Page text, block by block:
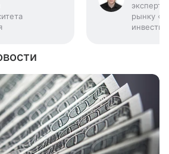
эксперт
рынку